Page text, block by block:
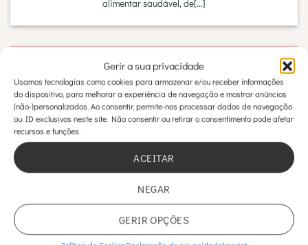
Gerir a sua privacidade
Usamos tecnologias como cookies para armazenar e/ou receber informações
do dispositivo, para melhorar a experiência de navegação e mostrar anúncios
(não-)personalizados. Ao consentir, permite-nos processar dados de navegação
ou ID exclusivos neste site. Não consentir ou retirar o consentimento pode afetar
recursos e funções.
ACEITAR
NEGAR
GERIR OPÇÕES
alimentar saudável, de[...]
16
Dez